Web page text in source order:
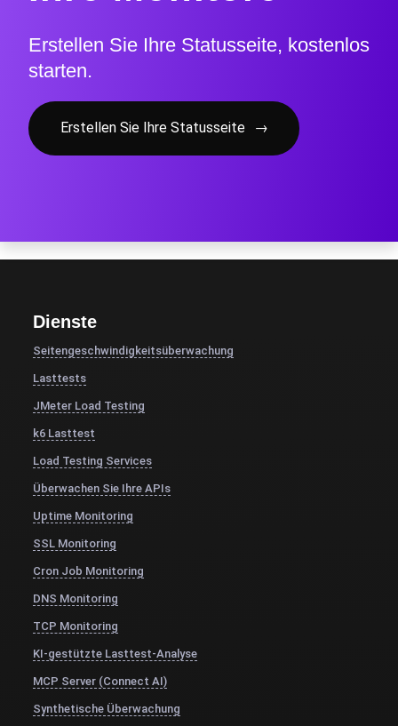
Erstellen Sie Ihre Statusseite, kostenlos
starten.
Erstellen Sie Ihre Statusseite →
Dienste
Seitengeschwindigkeitsüberwachung
Lasttests
JMeter Load Testing
k6 Lasttest
Load Testing Services
Überwachen Sie Ihre APIs
Uptime Monitoring
SSL Monitoring
Cron Job Monitoring
DNS Monitoring
TCP Monitoring
KI-gestützte Lasttest-Analyse
MCP Server (Connect AI)
Synthetische Überwachung